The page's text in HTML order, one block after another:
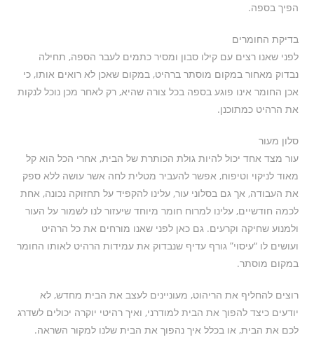
הפיך בספה.
בדיקת החומרים
לפני שאנו רצים עם קילו סבון ומסיר כתמים לעבר הספה, תחילה
נבדוק מאחור במקום מוסתר ברהיט, במקום שאכן לא רואים אותו, כי
אכן החומר אינו פוגע בספה בכל צורה שהיא, רק לאחר מכן נוכל לנקות
את הרהיט כמתוכנן.
סלון מעור
עור מצד אחד יכול להיות גולת הכותרת של הבית, אחרי הכל הוא קל
מאוד לניקוי וטיפוח, אפשר להעביר מטלית לחה אשר עושה ללא ספק
את העבודה, אך גם בסלוני עור, עלינו להקפיד על תחזוקה נכונה, אחת
לכמה חודשיים, עלינו למרוח חומר מיוחד שיעזור לנו לשמור על העור
ולמנוע שחיקה וקרעים. גם כאן לפני שאנו מורחים את כל הרהיט
ועושים לו “עיסוי” גורף עדיף שנבדוק את עמידות הרהיט לאותו החומר
במקום מוסתר.
רוצים להחליף את הריהוט, מעוניינים לעצב את הבית מחדש, לא
יודעים כיצד להפוך את הבית למודרני, ואיך רהיטי יוקרה יכולים לשדרג
לכם את הבית, או בכלל איך נהפוך את הבית שלנו למקור השראה.